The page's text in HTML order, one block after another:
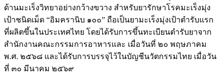
ด้านมะเร็งวิทยาอย่างกว้างขวาง สำหรับยารักษาโรคมะเร็งมุ่ง
เป้าชนิดเม็ด “อิมครานิบ ๑๐๐” ถือเป็นยามะเร็งมุ่งเป้าตำรับแรก
ที่ผลิตขึ้นในประเทศไทย โดยได้รับการขึ้นทะเบียนตำรับยาจาก
สำนักงานคณะกรรมการอาหารและ เมื่อวันที่ ๒๐ พฤษภาคม
พ.ศ. ๒๕๖๘ และได้รับการบรรจุไว้ในบัญชีนวัตกรรมไทย เมื่อวัน
ที่ ๓๐ มีนาคม ๒๕๖๙